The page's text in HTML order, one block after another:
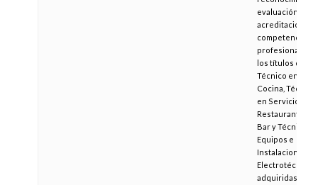
evaluación y
acreditación de
competencias
profesionales
los títulos de
Técnico en
Cocina, Técnico
en Servicios de
Restaurante y
Bar y Técnico en
Equipos e
Instalaciones
Electrotécnicas,
adquiridas a